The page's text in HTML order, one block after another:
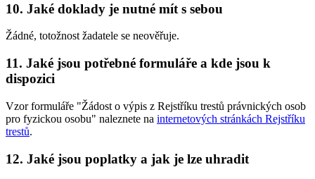
10. Jaké doklady je nutné mít s sebou
Žádné, totožnost žadatele se neověřuje.
11. Jaké jsou potřebné formuláře a kde jsou k
dispozici
Vzor formuláře "Žádost o výpis z Rejstříku trestů právnických osob
pro fyzickou osobu" naleznete na internetových stránkách Rejstříku
trestů.
12. Jaké jsou poplatky a jak je lze uhradit